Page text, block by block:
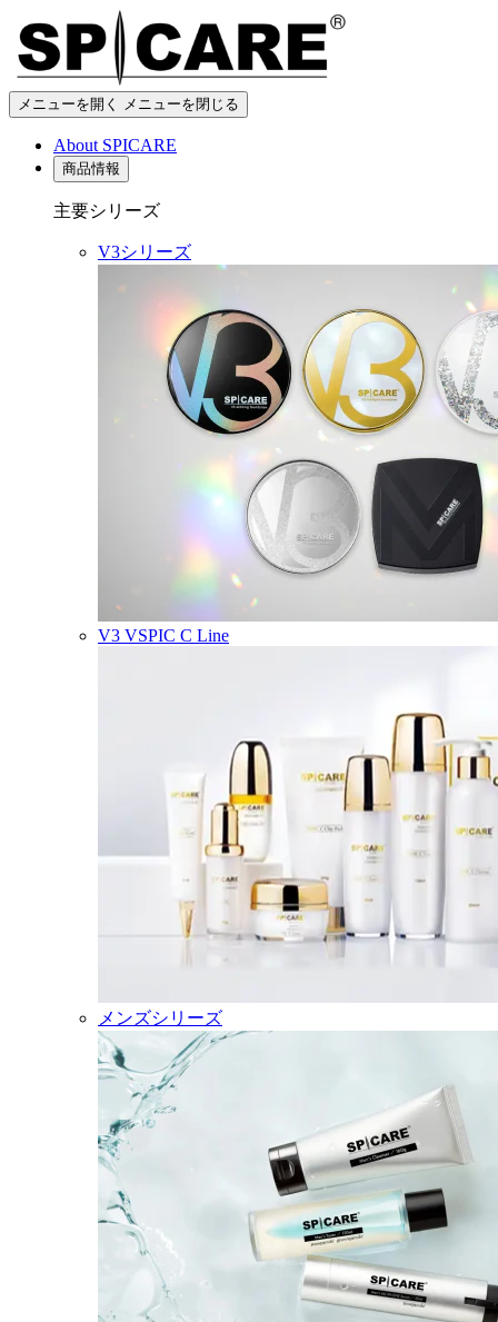
メニューを開く メニューを閉じる
About SPICARE
商品情報
主要シリーズ
V3シリーズ
V3 VSPIC C Line
メンズシリーズ